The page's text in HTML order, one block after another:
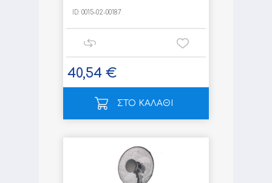
ID: 0015-02-00187
40,54 €
ΣΤΟ ΚΑΛΑΘΙ